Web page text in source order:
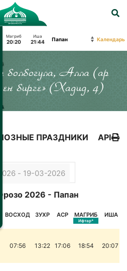
Магриб
20:20
Иша
21:44 Календарь
болбогула, Алла (ар
бирге» (Хадид, 4)
ПРАЗДНИКИ API
2026 - Папан
ВОСХОД ЗУХР АСР МАГРИБ
Ифтар*
ИША
07:56 13:22 17:06 18:54 20:07